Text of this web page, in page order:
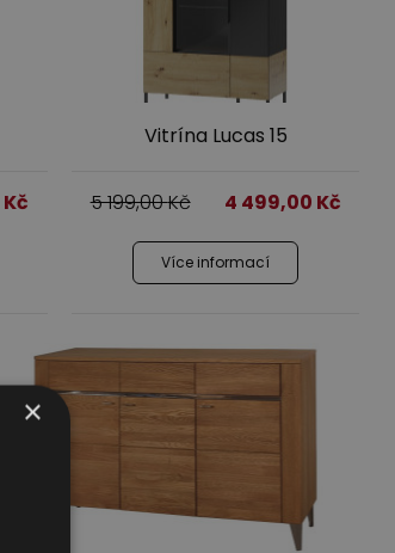
Kč
Vitrína Lucas 15
5 199,00Kč 4 499,00 Kč
Více informací
×